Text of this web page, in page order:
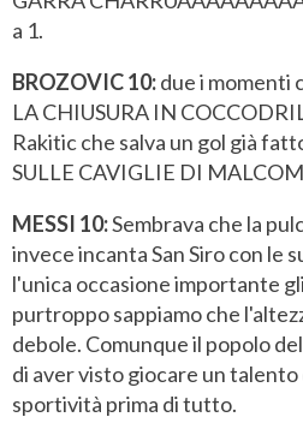
a 1.
BROZOVIC 10:due i momenti
LA CHIUSURA IN
Rakitic che salva un gol già
SULLE CAVIGLIE DI
MESSI 10:Sembrava che la
invece incanta San Siro con le
l'unica occasione importante
purtroppo sappiamo che
debole. Comunque il popolo
di aver visto giocare un talento
sportività prima di tutto.